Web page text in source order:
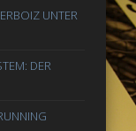
UNTER
DER